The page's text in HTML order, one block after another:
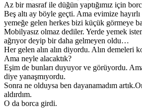
Az bir masraf ile düğün yaptığımız için
Beş altı ay böyle geçti. Ama evimize
yemeğe gelen herkes bizi küçük görmeye
Mobilyasız olmaz dediler. Yerde yemek
ağrıyor deyip bir daha gelmeyen oldu…
Her gelen alın alın diyordu. Alın demeleri
Ama neyle alacaktık?
Eşim de bunları duyuyor ve görüyordu.
diye yanaşmıyordu.
Sonra ne olduysa ben dayanamadım
aldırdım.
O da borca girdi.